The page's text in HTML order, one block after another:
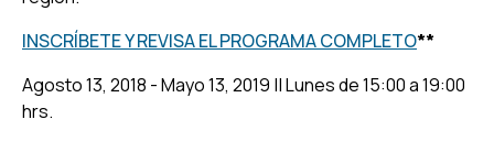
INSCRÍBETE Y REVISA EL PROGRAMA COMPLETO**
Agosto 13, 2018 - Mayo 13, 2019 || Lunes de 15:00 a 19:00
hrs.